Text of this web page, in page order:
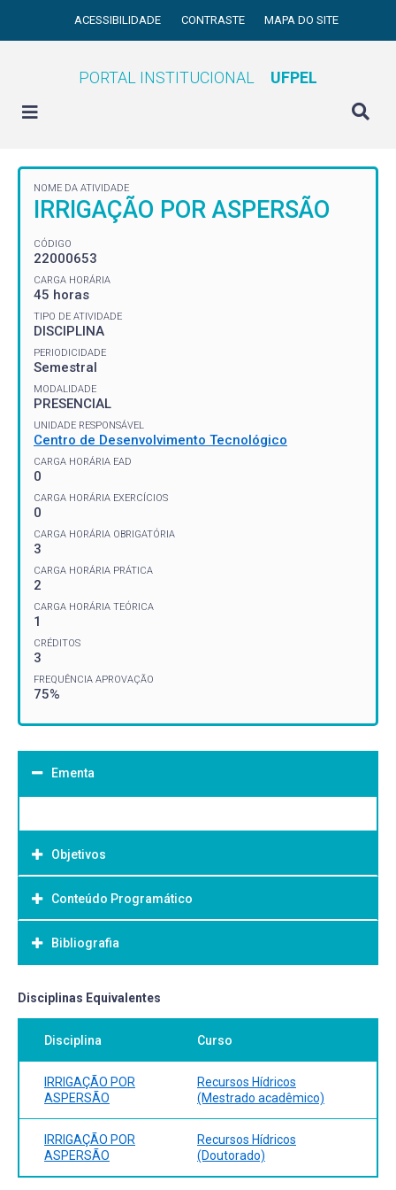
ACESSIBILIDADE CONTRASTE MAPA DO SITE
PORTAL INSTITUCIONAL UFPEL
NOME DA ATIVIDADE
IRRIGAÇÃO POR ASPERSÃO
CÓDIGO
22000653
CARGA HORÁRIA
45 horas
TIPO DE ATIVIDADE
DISCIPLINA
PERIODICIDADE
Semestral
MODALIDADE
PRESENCIAL
UNIDADE RESPONSÁVEL
Centro de Desenvolvimento Tecnológico
CARGA HORÁRIA EAD
0
CARGA HORÁRIA EXERCÍCIOS
0
CARGA HORÁRIA OBRIGATÓRIA
3
CARGA HORÁRIA PRÁTICA
2
CARGA HORÁRIA TEÓRICA
1
CRÉDITOS
3
FREQUÊNCIA APROVAÇÃO
75%
Ementa
Objetivos
Objetivo Geral:
Conteúdo Programático
Bibliografia
Bibliografia Básica:
Disciplinas Equivalentes
Disciplina Curso
IRRIGAÇÃO POR
ASPERSÃO
Recursos Hídricos
(Mestrado acadêmico)
IRRIGAÇÃO POR
ASPERSÃO
Recursos Hídricos
(Doutorado)